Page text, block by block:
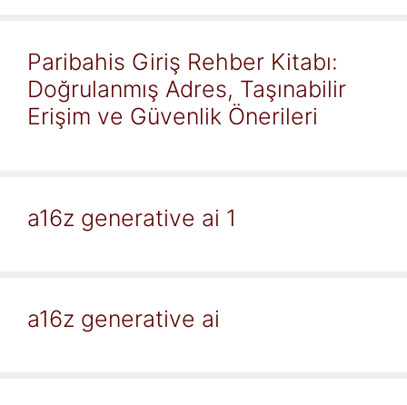
Paribahis Giriş Rehber Kitabı:
Doğrulanmış Adres, Taşınabilir
Erişim ve Güvenlik Önerileri
a16z generative ai 1
a16z generative ai